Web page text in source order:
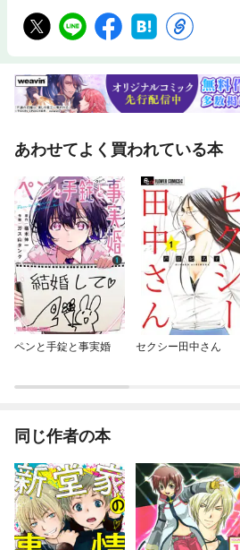
あわせてよく買われている本
ペンと手錠と事実婚 セクシー田中さん
同じ作者の本